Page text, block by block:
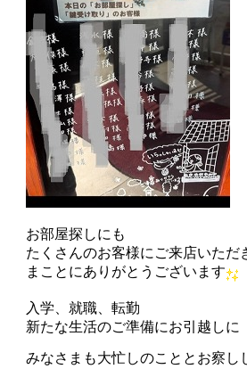
お部屋探しにも
たくさんのお客様にご来店いただ
まことにありがとうございます
入学、就職、転勤
新たな生活のご準備にお引越しに
みなさまも大忙しのこととお察し